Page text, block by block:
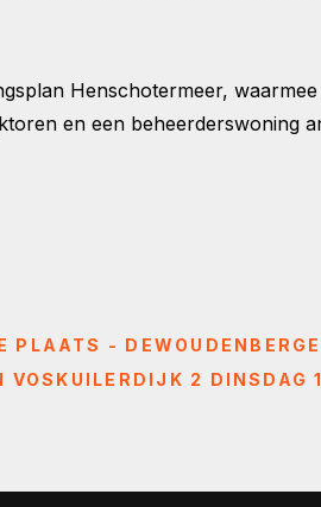
Henschotermeer,
en een beheerderswoning
PLAATS -
VOSKUILERDIJK 2 DINSDAG